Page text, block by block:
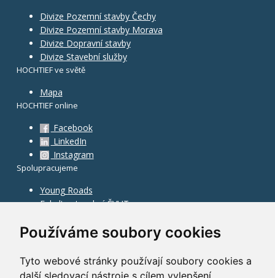
Používáme soubory cookies
Tyto webové stránky používají soubory cookies a
další sledovací nástroje s cílem vylepšení
Divize Pozemní stavby Čechy
Divize Pozemní stavby Morava
Divize Dopravní stavby
Divize Stavební služby
HOCHTIEF ve světě
Mapa
HOCHTIEF online
Facebook
LinkedIn
Instagram
Spolupracujeme
Young Roads
Fakulta stavební ČVUT